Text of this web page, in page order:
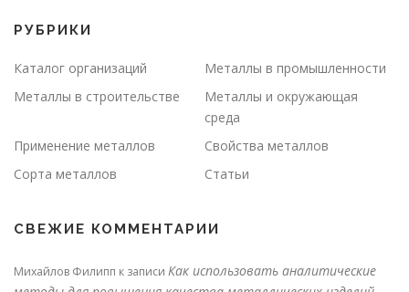
РУБРИКИ
Каталог организаций
Металлы в промышленности
Металлы в строительстве
Металлы и окружающая
среда
Применение металлов
Свойства металлов
Сорта металлов
Статьи
СВЕЖИЕ КОММЕНТАРИИ
Михайлов Филипп к записи Как использовать аналитические